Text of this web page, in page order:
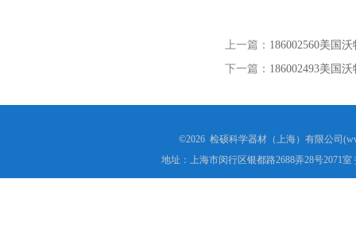
上一篇： 186002560美国
下一篇： 186002493美国
©2026 检硕科学器材（上海）有限公司
地址：上海市闵行区银都路2688弄28号2071室